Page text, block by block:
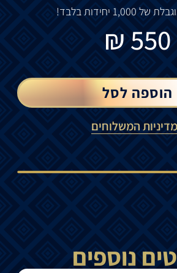
יחידות בלבד!
550
₪
הוספה לסל
המשלוחים
נוספים